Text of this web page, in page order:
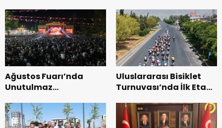
ziyaret.
Ağustos Fuarı’nda
Unutulmaz
Uluslararası Bisiklet
Turnuvası’nda İlk Etap
Tamamlandı.